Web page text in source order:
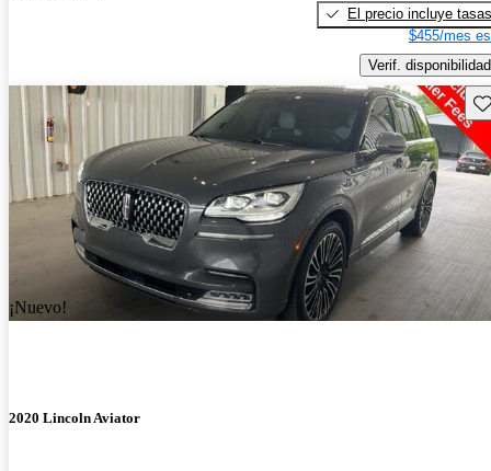
El precio incluye tasas
$455/mes
Verif. disponibilidad
¡Nuevo!
2020 Lincoln Aviator